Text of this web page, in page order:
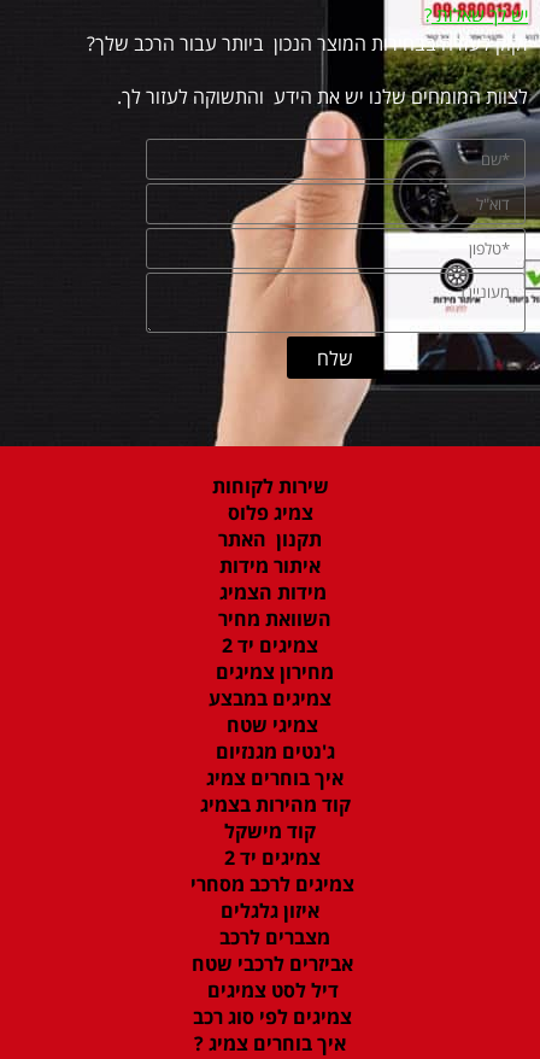
יש לך שאלות?
זקוק לעזרה בבחירות המוצר הנכון ביותר עבור הרכב שלך?
לצוות המומחים שלנו יש את הידע והתשוקה לעזור לך.
שירות לקוחות
צמיג פלוס
תקנון האתר
איתור מידות
מידות הצמיג
השוואת מחיר
צמיגים יד 2
מחירון צמיגים
צמיגים במבצע
צמיגי שטח
ג'נטים מגנזיום
איך בוחרים צמיג
קוד מהירות בצמיג
קוד מישקל
צמיגים יד 2
צמיגים לרכב מסחרי
איזון גלגלים
מצברים לרכב
אביזרים לרכבי שטח
דיל לסט צמיגים
צמיגים לפי סוג רכב
איך בוחרים צמיג ?